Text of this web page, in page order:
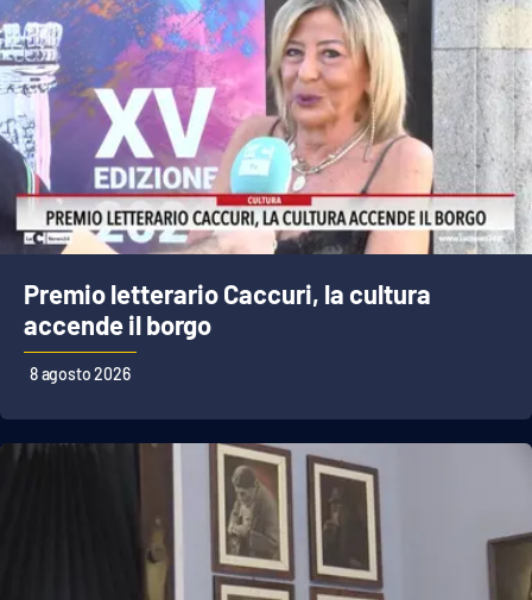
VIDEO
Ambiente
Cronaca
Cultura
Economia e Lavoro
Politica
Sanità
Premio letterario Caccuri, la cultura
accende il borgo
8 agosto 2026